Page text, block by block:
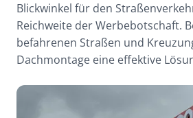
Blickwinkel für den
Reichweite der Werbebotschaft.
befahrenen Straßen und
Dachmontage eine effektive